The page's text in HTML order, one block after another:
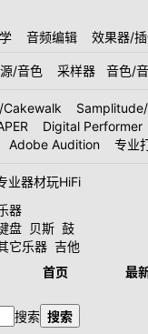
音频编辑 效果器/
/音色 采样器 音色/
Cakewalk
Digital Performer
Adobe Audition 专业
业器材玩HiFi
器
盘 贝斯 鼓
它乐器 吉他
首页 最
搜索 搜索